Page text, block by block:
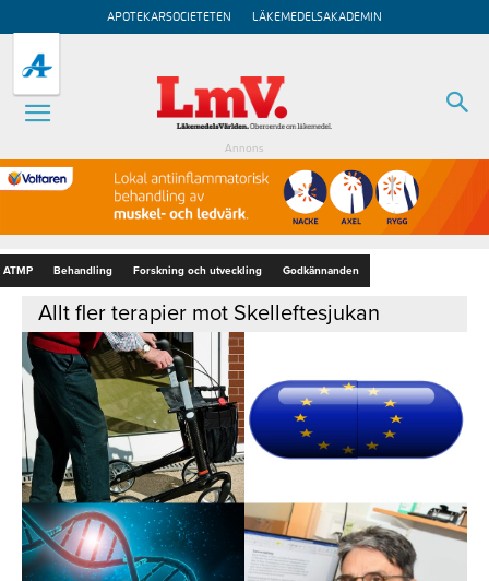
APOTEKARSOCIETETEN LÄKEMEDELSAKADEMIN
Annons
ATMP Behandling Forskning och utveckling Godkännanden
Allt fler terapier mot Skelleftesjukan